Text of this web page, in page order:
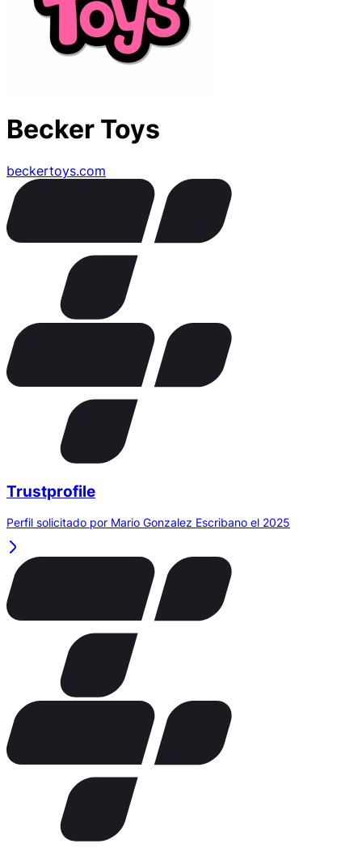
Becker Toys
beckertoys.com
Trustprofile
Perfil solicitado por Mario Gonzalez Escribano el 2025